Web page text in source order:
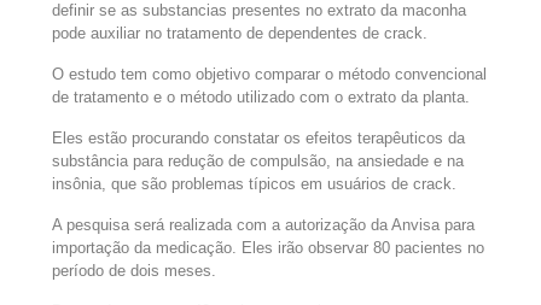
definir se as substancias presentes no extrato da maconha
pode auxiliar no tratamento de dependentes de crack.
O estudo tem como objetivo comparar o método convencional
de tratamento e o método utilizado com o extrato da planta.
Eles estão procurando constatar os efeitos terapêuticos da
substância para redução de compulsão, na ansiedade e na
insônia, que são problemas típicos em usuários de crack.
A pesquisa será realizada com a autorização da Anvisa para
importação da medicação. Eles irão observar 80 pacientes no
período de dois meses.